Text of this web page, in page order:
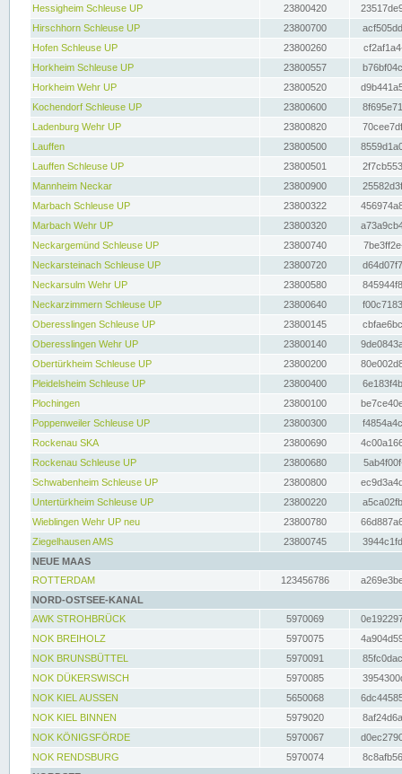
Hessigheim Schleuse UP
23800420
Hirschhorn Schleuse UP
23800700
Hofen Schleuse UP
23800260
Horkheim Schleuse UP
23800557
Horkheim Wehr UP
23800520
Kochendorf Schleuse UP
23800600
Ladenburg Wehr UP
23800820
Lauffen
23800500
Lauffen Schleuse UP
23800501
Mannheim Neckar
23800900
Marbach Schleuse UP
23800322
Marbach Wehr UP
23800320
Neckargemünd Schleuse UP
23800740
Neckarsteinach Schleuse UP
23800720
Neckarsulm Wehr UP
23800580
Neckarzimmern Schleuse UP
23800640
Oberesslingen Schleuse UP
23800145
Oberesslingen Wehr UP
23800140
Obertürkheim Schleuse UP
23800200
Pleidelsheim Schleuse UP
23800400
Plochingen
23800100
Poppenweiler Schleuse UP
23800300
Rockenau SKA
23800690
Rockenau Schleuse UP
23800680
Schwabenheim Schleuse UP
23800800
Untertürkheim Schleuse UP
23800220
Wieblingen Wehr UP neu
23800780
Ziegelhausen AMS
23800745
NEUE MAAS
ROTTERDAM
123456786
NORD-OSTSEE-KANAL
AWK STROHBRÜCK
5970069
NOK BREIHOLZ
5970075
NOK BRUNSBÜTTEL
5970091
NOK DÜKERSWISCH
5970085
NOK KIEL AUSSEN
5650068
NOK KIEL BINNEN
5979020
NOK KÖNIGSFÖRDE
5970067
NOK RENDSBURG
5970074